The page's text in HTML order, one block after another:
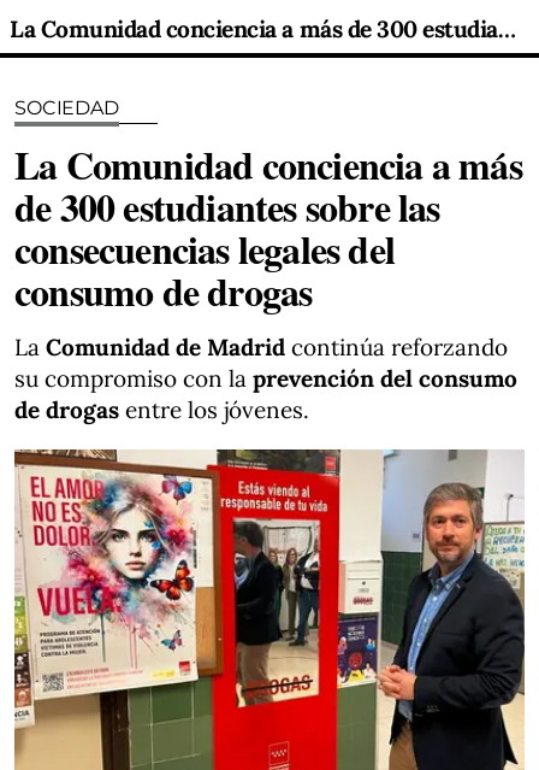
La Comunidad conciencia a más de 300 estudiantes sobre las consecuencias legales del consumo de drogas
SOCIEDAD
La Comunidad conciencia a más
de 300 estudiantes sobre las
consecuencias legales del
consumo de drogas
La Comunidad de Madrid continúa reforzando
su compromiso con la prevención del consumo
de drogas entre los jóvenes.